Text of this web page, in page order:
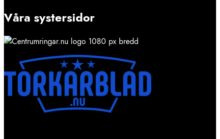
Våra systersidor